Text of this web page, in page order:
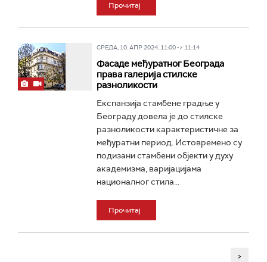
Прочитај
СРЕДА, 10. АПР 2024, 11:00 -> 11:14
Фасаде међуратног Београда
права галерија стилске
разноликости
Експанзија стамбене градње у
Београду довела је до стилске
разноликости карактеристичне за
међуратни период. Истовремено су
подизани стамбени објекти у духу
академизма, варијацијама
националног стила...
Прочитај
>